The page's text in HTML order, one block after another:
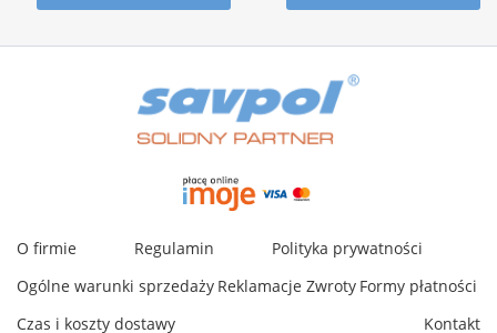
O firmie Regulamin
Polityka prywatności
Ogólne warunki sprzedaży Reklamacje Zwroty Formy płatności
Czas i koszty dostawy
Kontakt